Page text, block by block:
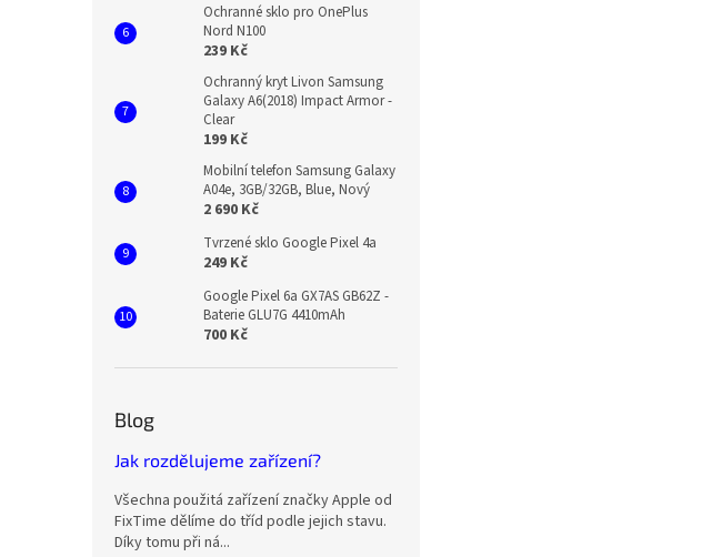
Ochranné sklo pro OnePlus
Nord N100
239 Kč
Ochranný kryt Livon Samsung
Galaxy A6(2018) Impact Armor -
Clear
199 Kč
Mobilní telefon Samsung Galaxy
A04e, 3GB/32GB, Blue, Nový
2 690 Kč
Tvrzené sklo Google Pixel 4a
249 Kč
Google Pixel 6a GX7AS GB62Z -
Baterie GLU7G 4410mAh
700 Kč
Blog
Jak rozdělujeme zařízení?
Všechna použitá zařízení značky Apple od
FixTime dělíme do tříd podle jejich stavu.
Díky tomu při ná...